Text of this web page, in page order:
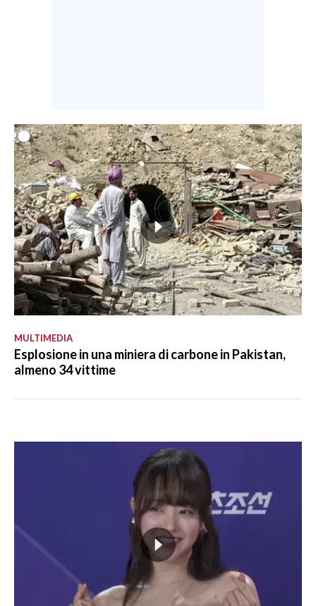
MULTIMEDIA
Esplosione in una miniera di carbone in Pakistan,
almeno 34 vittime